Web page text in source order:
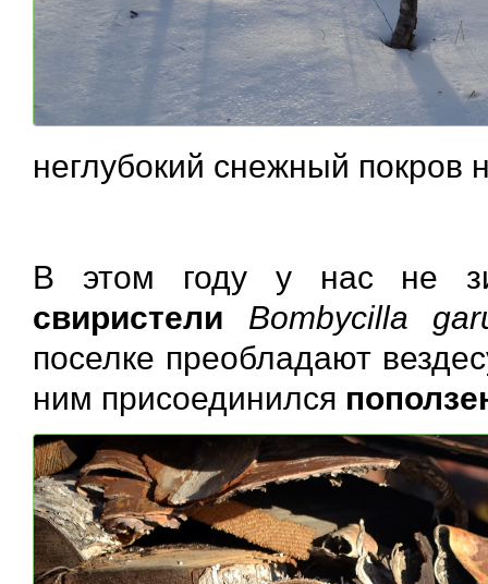
неглубокий снежный покров
В этом году у нас не
свиристели
Bombycilla
поселке преобладают
ним присоединился